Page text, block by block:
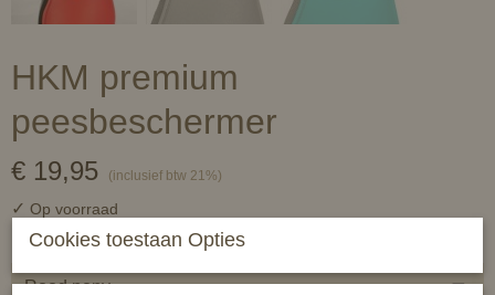
HKM premium
peesbeschermer
€ 19,95 (inclusief btw 21%)
✓ Op voorraad
Cookies toestaan Opties